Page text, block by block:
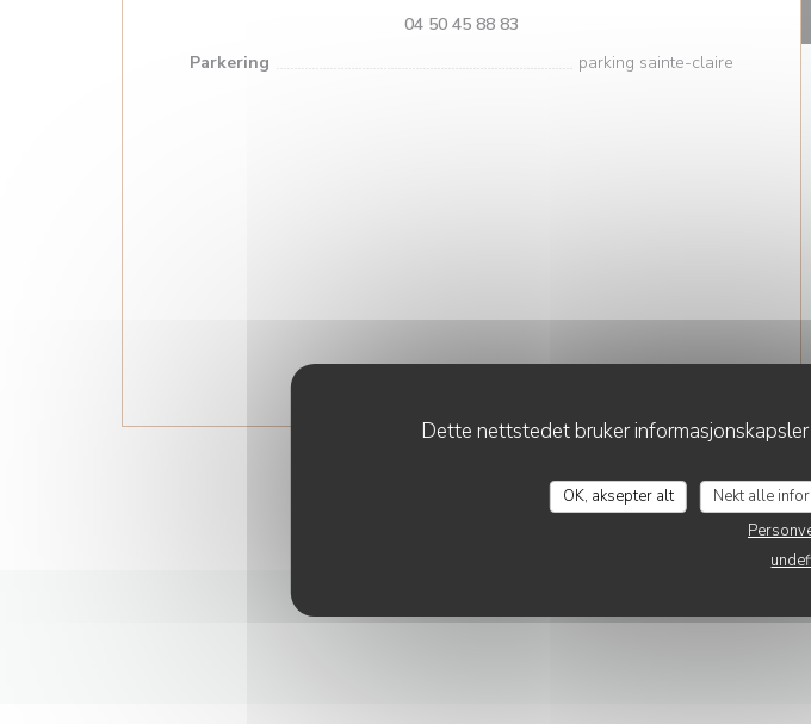
Dette nettstedet bruker
OK, aksepter alt Nekt alle
04 50 45 88 83
Parkering
parking sainte-claire